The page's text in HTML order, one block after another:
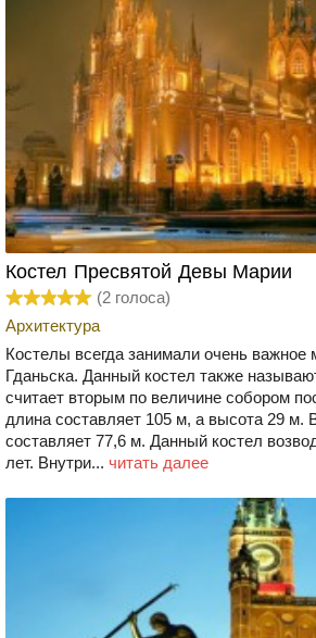
Костел Пресвятой Девы Марии
(2 голоса)
Архитектура
Костелы всегда занимали очень важное
Гданьска. Данный костел также
считает вторым по величине собором
длина составляет 105 м, а высота 29
составляет 77,6 м. Данный костел
лет. Внутри... читать далее